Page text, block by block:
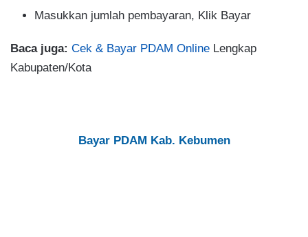
Masukkan jumlah pembayaran, Klik Bayar
Baca juga: Cek & Bayar PDAM Online Lengkap
Kabupaten/Kota
Bayar PDAM Kab. Kebumen